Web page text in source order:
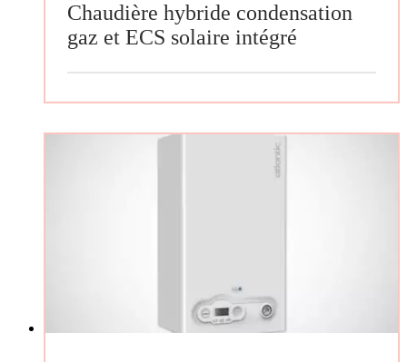
Chaudière hybride condensation
gaz et ECS solaire intégré